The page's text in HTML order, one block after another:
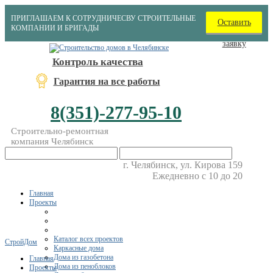
ПРИГЛАШАЕМ К СОТРУДНИЧЕСВУ СТРОИТЕЛЬНЫЕ
КОМПАНИИ И БРИГАДЫ
Оставить
заявку
Контроль качества
Гарантия на все работы
8(351)-277-95-10
Строительно-ремонтная
компания Челябинск
г. Челябинск, ул. Кирова 159
Ежедневно с 10 до 20
Главная
Проекты
Каталог всех проектов
Каркасные дома
Дома из газобетона
Дома из пеноблоков
СтройДом
Главная
Проекты